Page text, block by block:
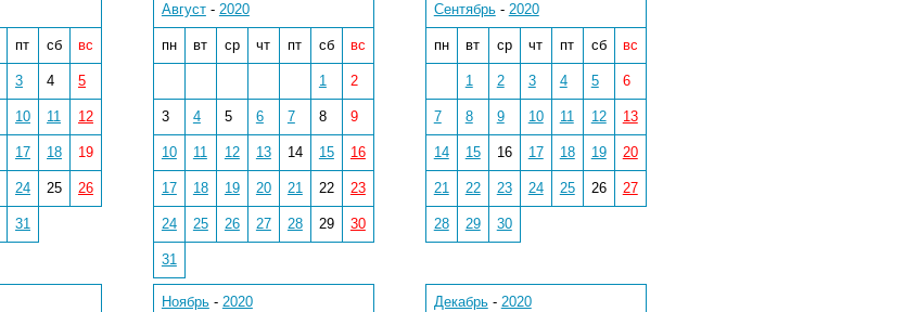
пт сб вс
3 4 5
10 11 12
17 18 19
24 25 26
31
Август- 2020
пн вт ср чт пт сб вс
1 2
3 4 5 6 7 8 9
10 11 12 13 14 15 16
17 18 19 20 21 22 23
24 25 26 27 28 29 30
31
Сентябрь- 2020
пн вт ср чт пт сб вс
1 2 3 4 5 6
7 8 9 10 11 12 13
14 15 16 17 18 19 20
21 22 23 24 25 26 27
28 29 30
Ноябрь- 2020 Декабрь- 2020